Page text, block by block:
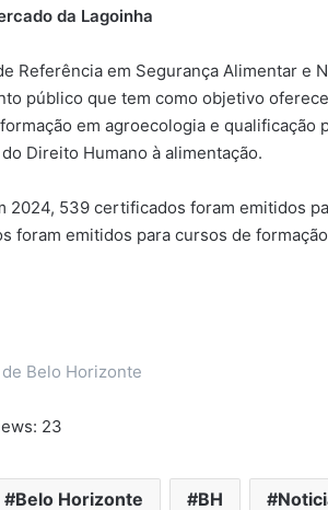
da Lagoinha
Referência em Segurança Alimentar e
público que tem como objetivo
em agroecologia e
Direito Humano à alimentação.
2024, 539 certificados foram emitidos
foram emitidos para cursos de
Belo Horizonte
23
Belo Horizonte BH